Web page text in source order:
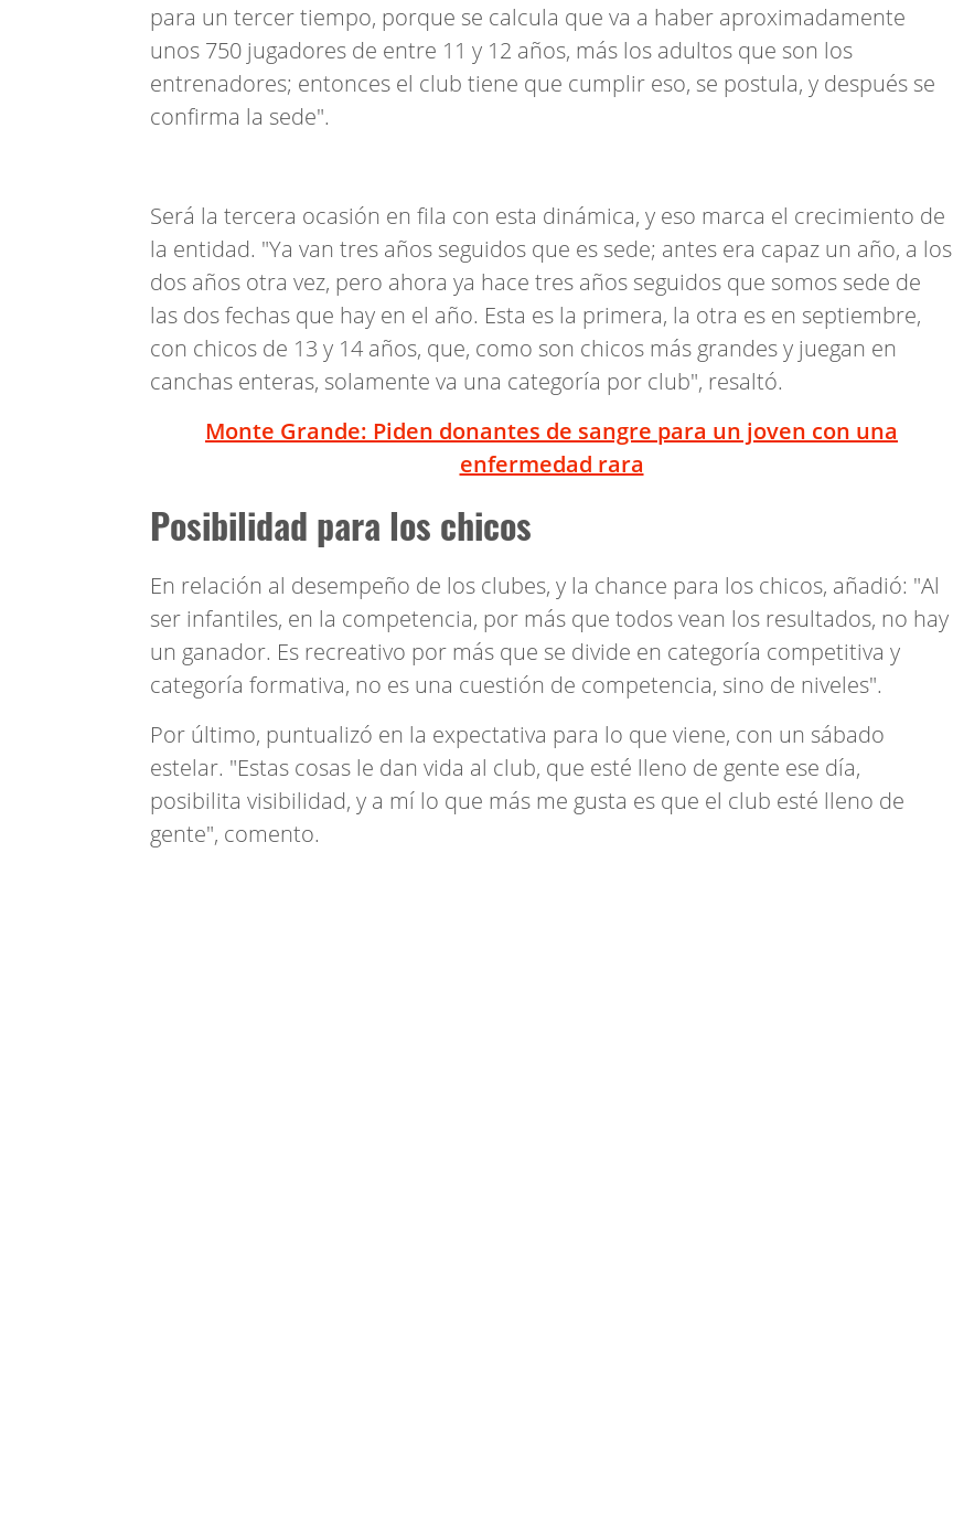
para un tercer tiempo, porque se calcula que va a haber aproximadamente
unos 750 jugadores de entre 11 y 12 años, más los adultos que son los
entrenadores; entonces el club tiene que cumplir eso, se postula, y después se
confirma la sede".
Será la tercera ocasión en fila con esta dinámica, y eso marca el crecimiento de
la entidad. "Ya van tres años seguidos que es sede; antes era capaz un año, a los
dos años otra vez, pero ahora ya hace tres años seguidos que somos sede de
las dos fechas que hay en el año. Esta es la primera, la otra es en septiembre,
con chicos de 13 y 14 años, que, como son chicos más grandes y juegan en
canchas enteras, solamente va una categoría por club", resaltó.
Monte Grande: Piden donantes de sangre para un joven con una
enfermedad rara
Posibilidad para los chicos
En relación al desempeño de los clubes, y la chance para los chicos, añadió: "Al
ser infantiles, en la competencia, por más que todos vean los resultados, no hay
un ganador. Es recreativo por más que se divide en categoría competitiva y
categoría formativa, no es una cuestión de competencia, sino de niveles".
Por último, puntualizó en la expectativa para lo que viene, con un sábado
estelar. "Estas cosas le dan vida al club, que esté lleno de gente ese día,
posibilita visibilidad, y a mí lo que más me gusta es que el club esté lleno de
gente", comento.